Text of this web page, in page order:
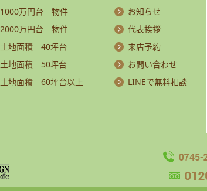
1000万円台 物件
2000万円台 物件
土地面積 40坪台
土地面積 50坪台
土地面積 60坪台以上
お知らせ
代表挨拶
来店予約
お問い合わせ
LINEで無料相談